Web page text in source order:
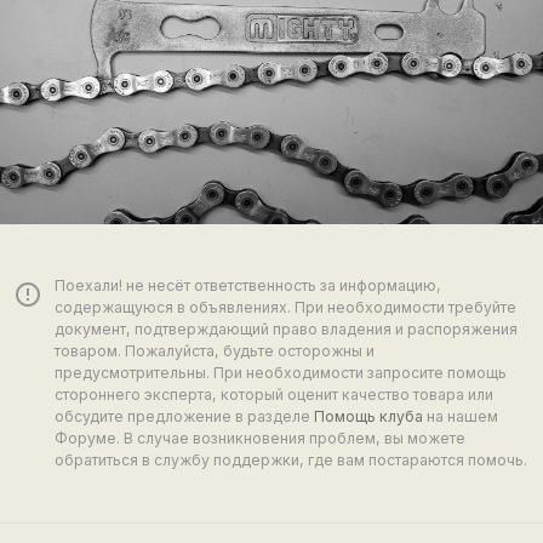
error_outline
Поехали! не несёт ответственность за информацию,
содержащуюся в объявлениях. При необходимости требуйте
документ, подтверждающий право владения и распоряжения
товаром. Пожалуйста, будьте осторожны и
предусмотрительны. При необходимости запросите помощь
стороннего эксперта, который оценит качество товара или
обсудите предложение в разделе Помощь клуба на нашем
Форуме. В случае возникновения проблем, вы можете
обратиться в службу поддержки, где вам постараются помочь.